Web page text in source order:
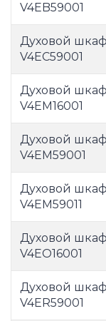
V4EB59001
Духовой шкаф
V4EC59001
Духовой шкаф
V4EM16001
Духовой
V4EM59001
Духовой шкаф
V4EM59011
Духовой
V4EO16001
Духовой
V4ER59001